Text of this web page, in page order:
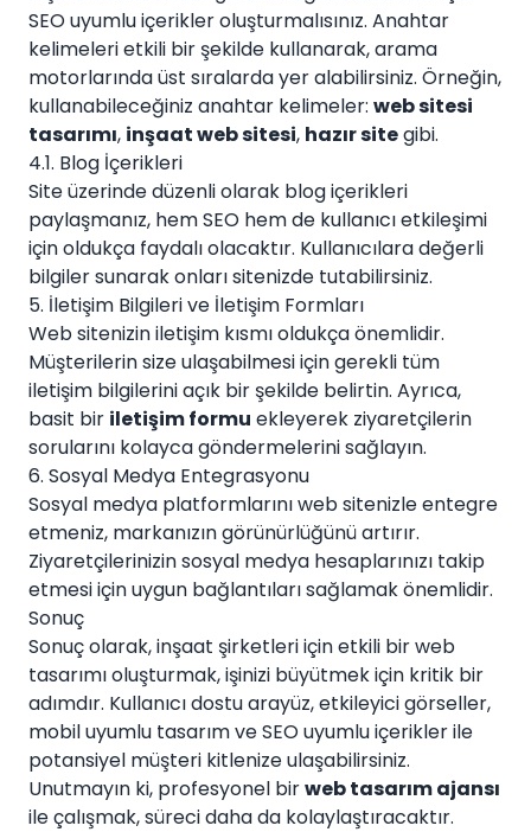
SEO uyumlu içerikler oluşturmalısınız. Anahtar
kelimeleri etkili bir şekilde kullanarak, arama
motorlarında üst sıralarda yer alabilirsiniz. Örneğin,
kullanabileceğiniz anahtar kelimeler: web sitesi
tasarımı, inşaat web sitesi, hazır sitegibi.
4.1. Blog İçerikleri
Site üzerinde düzenli olarak blog içerikleri
paylaşmanız, hem SEO hem de kullanıcı etkileşimi
için oldukça faydalı olacaktır. Kullanıcılara değerli
bilgiler sunarak onları sitenizde tutabilirsiniz.
5. İletişim Bilgileri ve İletişim Formları
Web sitenizin iletişim kısmı oldukça önemlidir.
Müşterilerin size ulaşabilmesi için gerekli tüm
iletişim bilgilerini açık bir şekilde belirtin. Ayrıca,
basit bir iletişim formu ekleyerek ziyaretçilerin
sorularını kolayca göndermelerini sağlayın.
6. Sosyal Medya Entegrasyonu
Sosyal medya platformlarını web sitenizle entegre
etmeniz, markanızın görünürlüğünü artırır.
Ziyaretçilerinizin sosyal medya hesaplarınızı takip
etmesi için uygun bağlantıları sağlamak önemlidir.
Sonuç
Sonuç olarak, inşaat şirketleri için etkili bir web
tasarımı oluşturmak, işinizi büyütmek için kritik bir
adımdır. Kullanıcı dostu arayüz, etkileyici görseller,
mobil uyumlu tasarım ve SEO uyumlu içerikler ile
potansiyel müşteri kitlenize ulaşabilirsiniz.
Unutmayın ki, profesyonel birweb tasarım ajansı
ile çalışmak, süreci daha da kolaylaştıracaktır.